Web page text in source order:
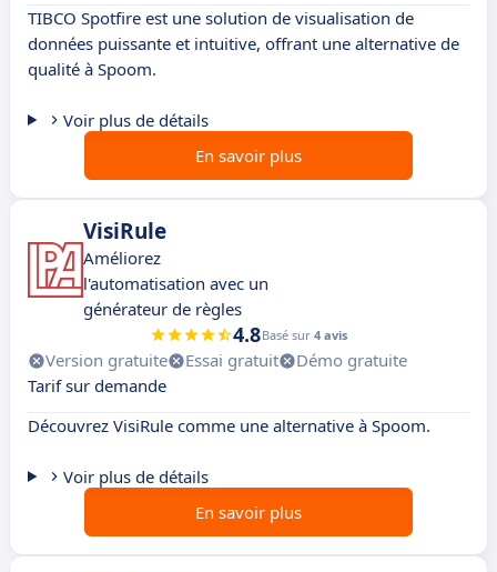
TIBCO Spotfire est une solution de visualisation de
données puissante et intuitive, offrant une alternative de
qualité à Spoom.
Voir plus de détails
En savoir plus
VisiRule
Améliorez
l'automatisation avec un
générateur de règles
4.8Basé sur 4 avis
Version gratuite Essai gratuit
Démo gratuite
Tarif sur demande
Découvrez VisiRule comme une alternative à Spoom.
Voir plus de détails
En savoir plus